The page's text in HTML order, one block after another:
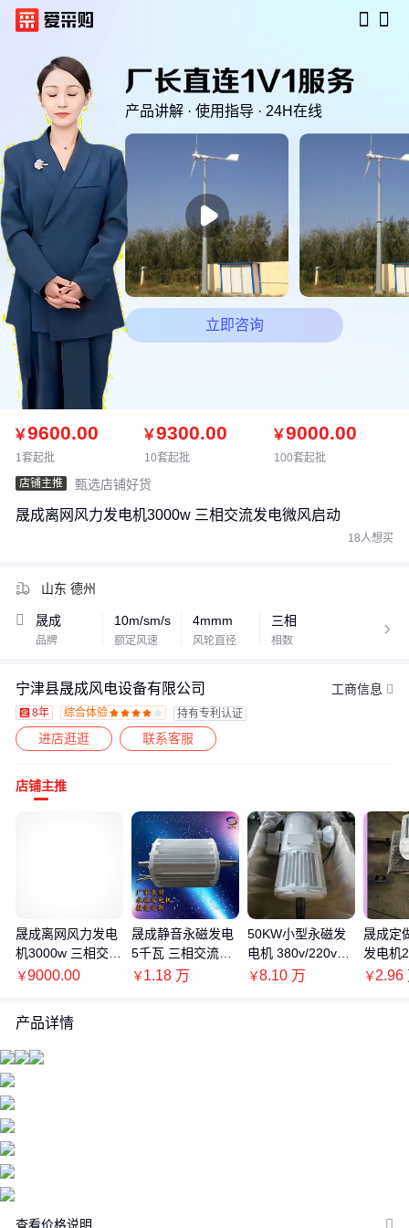
产品讲解 · 使用指导 · 24H在线

立即咨询
￥9600.00
1套起批
￥9300.00
10套起批
￥9000.00
100套起批
店铺主推
甄选店铺好货
晟成离网风力发电机3000w 三相交流发电微风启动
18人想买
山东 德州
晟成
品牌
10m/sm/s
额定风速
4mmm
风轮直径
三相
相数

宁津县晟成风电设备有限公司 工商信息
8年 综合体验     
    持有专利认证
进店逛逛 联系客服
店铺主推
晟成离网风力发电
机3000w 三相交流
发电微风启动
￥9000.00
晟成静音永磁发电
5千瓦 三相交流发
电机家庭实验使用
￥1.18 万
50KW小型永磁发
电机 380v/220v三
相交流发电 无噪音
￥8.10 万
晟成定
发电机
低速发
￥2.96
产品详情
查看价格说明
发生变化，如用户与商家线下达成协议，以线下协议的结算价格为
准，如用户在爱采购上完成线上购买，则最终以订单结算页价格为